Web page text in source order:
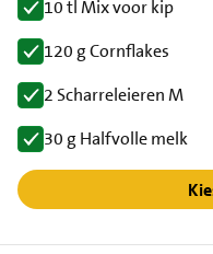
10 tl Mix voor kip
120 g Cornflakes
2 Scharreleieren M
30 g Halfvolle melk